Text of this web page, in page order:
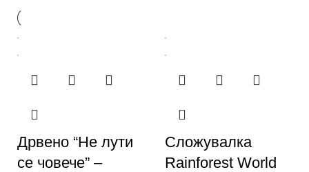
Дрвено “Не лути
се човече” –
Сложувалка
Rainforest World